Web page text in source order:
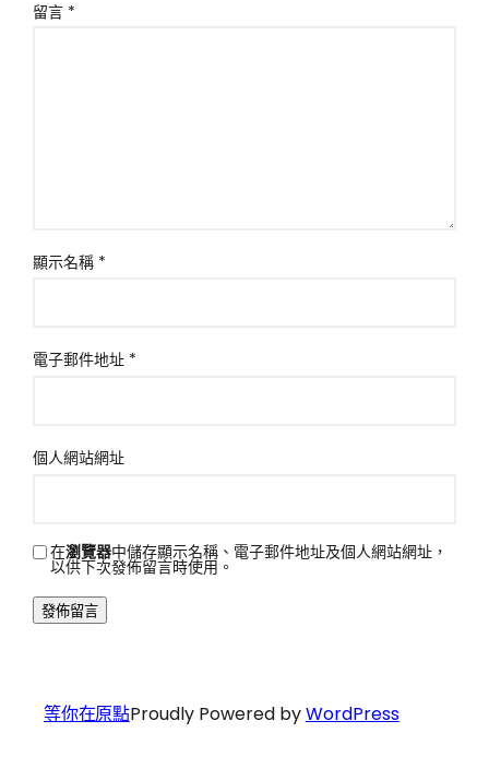
留言 *
顯示名稱 *
電子郵件地址 *
個人網站網址
在瀏覽器中儲存顯示名稱、電子郵件地址及個人網站網址，
以供下次發佈留言時使用。
等你在原點Proudly Powered byWordPress